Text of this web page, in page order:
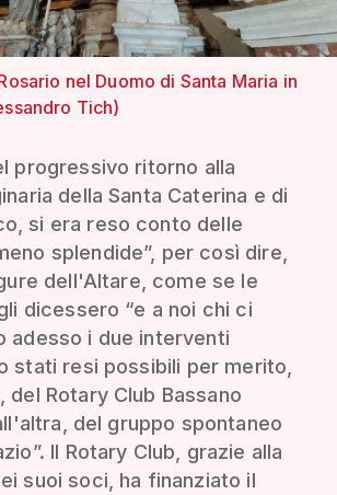
nel Duomo di Santa Maria in
Tich)
progressivo ritorno alla
della Santa Caterina e di
si era reso conto delle
splendide”, per così dire,
dell'Altare, come se le
dicessero “e a noi chi ci
adesso i due interventi
stati resi possibili per merito,
del Rotary Club Bassano
del gruppo spontaneo
Il Rotary Club, grazie alla
suoi soci, ha finanziato il